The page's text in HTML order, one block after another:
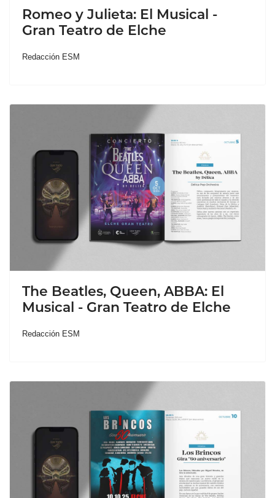
Romeo y Julieta: El Musical -
Gran Teatro de Elche
Redacción ESM
The Beatles, Queen, ABBA: El
Musical - Gran Teatro de Elche
Redacción ESM